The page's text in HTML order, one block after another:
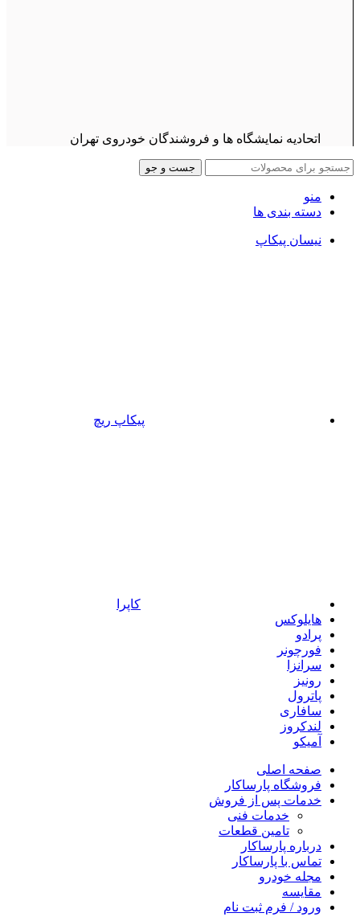
اتحادیه نمایشگاه ها و فروشندگان خودروی تهران
جست و جو
منو
دسته بندی ها
نیسان پیکاپ
پیکاپ ریچ
کاپرا
هایلوکس
پرادو
فورچونر
سرانزا
رونیز
پاترول
سافاری
لندکروز
آمیکو
صفحه اصلی
فروشگاه پارساکار
خدمات پس از فروش
خدمات فنی
تامین قطعات
درباره پارساکار
تماس با پارساکار
مجله خودرو
مقایسه
ورود / فرم ثبت نام